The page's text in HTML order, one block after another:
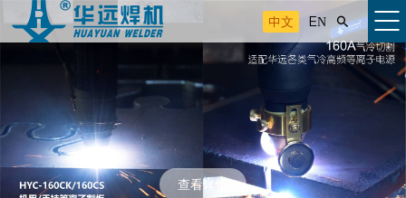
中文 EN 
查看详情